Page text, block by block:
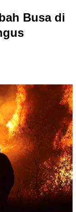
Busa di